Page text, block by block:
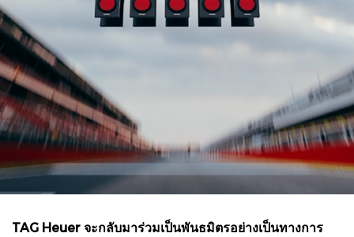
TAG Heuer จะกลับมาร่วมเป็นพันธมิตรอย่างเป็นทางการ